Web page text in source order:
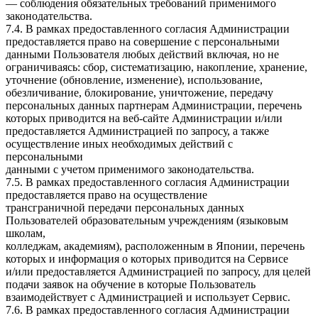
— соблюдения обязательных требований применимого
законодательства.
7.4. В рамках предоставленного согласия Администрации
предоставляется право на совершение с персональными
данными Пользователя любых действий включая, но не
ограничиваясь: сбор, систематизацию, накопление, хранение,
уточнение (обновление, изменение), использование,
обезличивание, блокирование, уничтожение, передачу
персональных данных партнерам Администрации, перечень
которых приводится на веб-сайте Администрации и/или
предоставляется Администрацией по запросу, а также
осуществление иных необходимых действий с
персональными
данными с учетом применимого законодательства.
7.5. В рамках предоставленного согласия Администрации
предоставляется право на осуществление
трансграничной передачи персональных данных
Пользователей образовательным учреждениям (языковым
школам,
колледжам, академиям), расположенным в Японии, перечень
которых и информация о которых приводится на Сервисе
и/или предоставляется Администрацией по запросу, для целей
подачи заявок на обучение в которые Пользователь
взаимодействует с Администрацией и использует Сервис.
7.6. В рамках предоставленного согласия Администрации